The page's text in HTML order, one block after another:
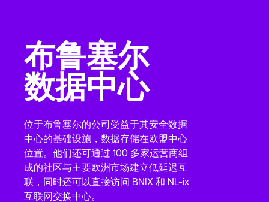
专业知识和资源
Language
登录
布鲁塞尔
数据中心
位于布鲁塞尔的公司受益于其安全数据
中心的基础设施，数据存储在欧盟中心
位置。他们还可通过 100 多家运营商组
成的社区与主要欧洲市场建立低延迟互
联，同时还可以直接访问 BNIX 和 NL-ix
互联网交换中心。